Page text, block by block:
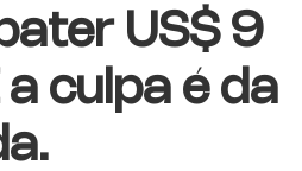
US$ 9
culpa é da